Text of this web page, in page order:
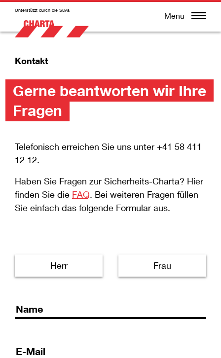
Unterstützt durch die Suva
Menu
Kontakt
Gerne beantworten wir Ihre
Fragen
Telefonisch erreichen Sie uns unter +41 58 411
12 12.
Haben Sie Fragen zur Sicherheits-Charta? Hier
finden Sie die FAQ. Bei weiteren Fragen füllen
Sie einfach das folgende Formular aus.
Herr Frau